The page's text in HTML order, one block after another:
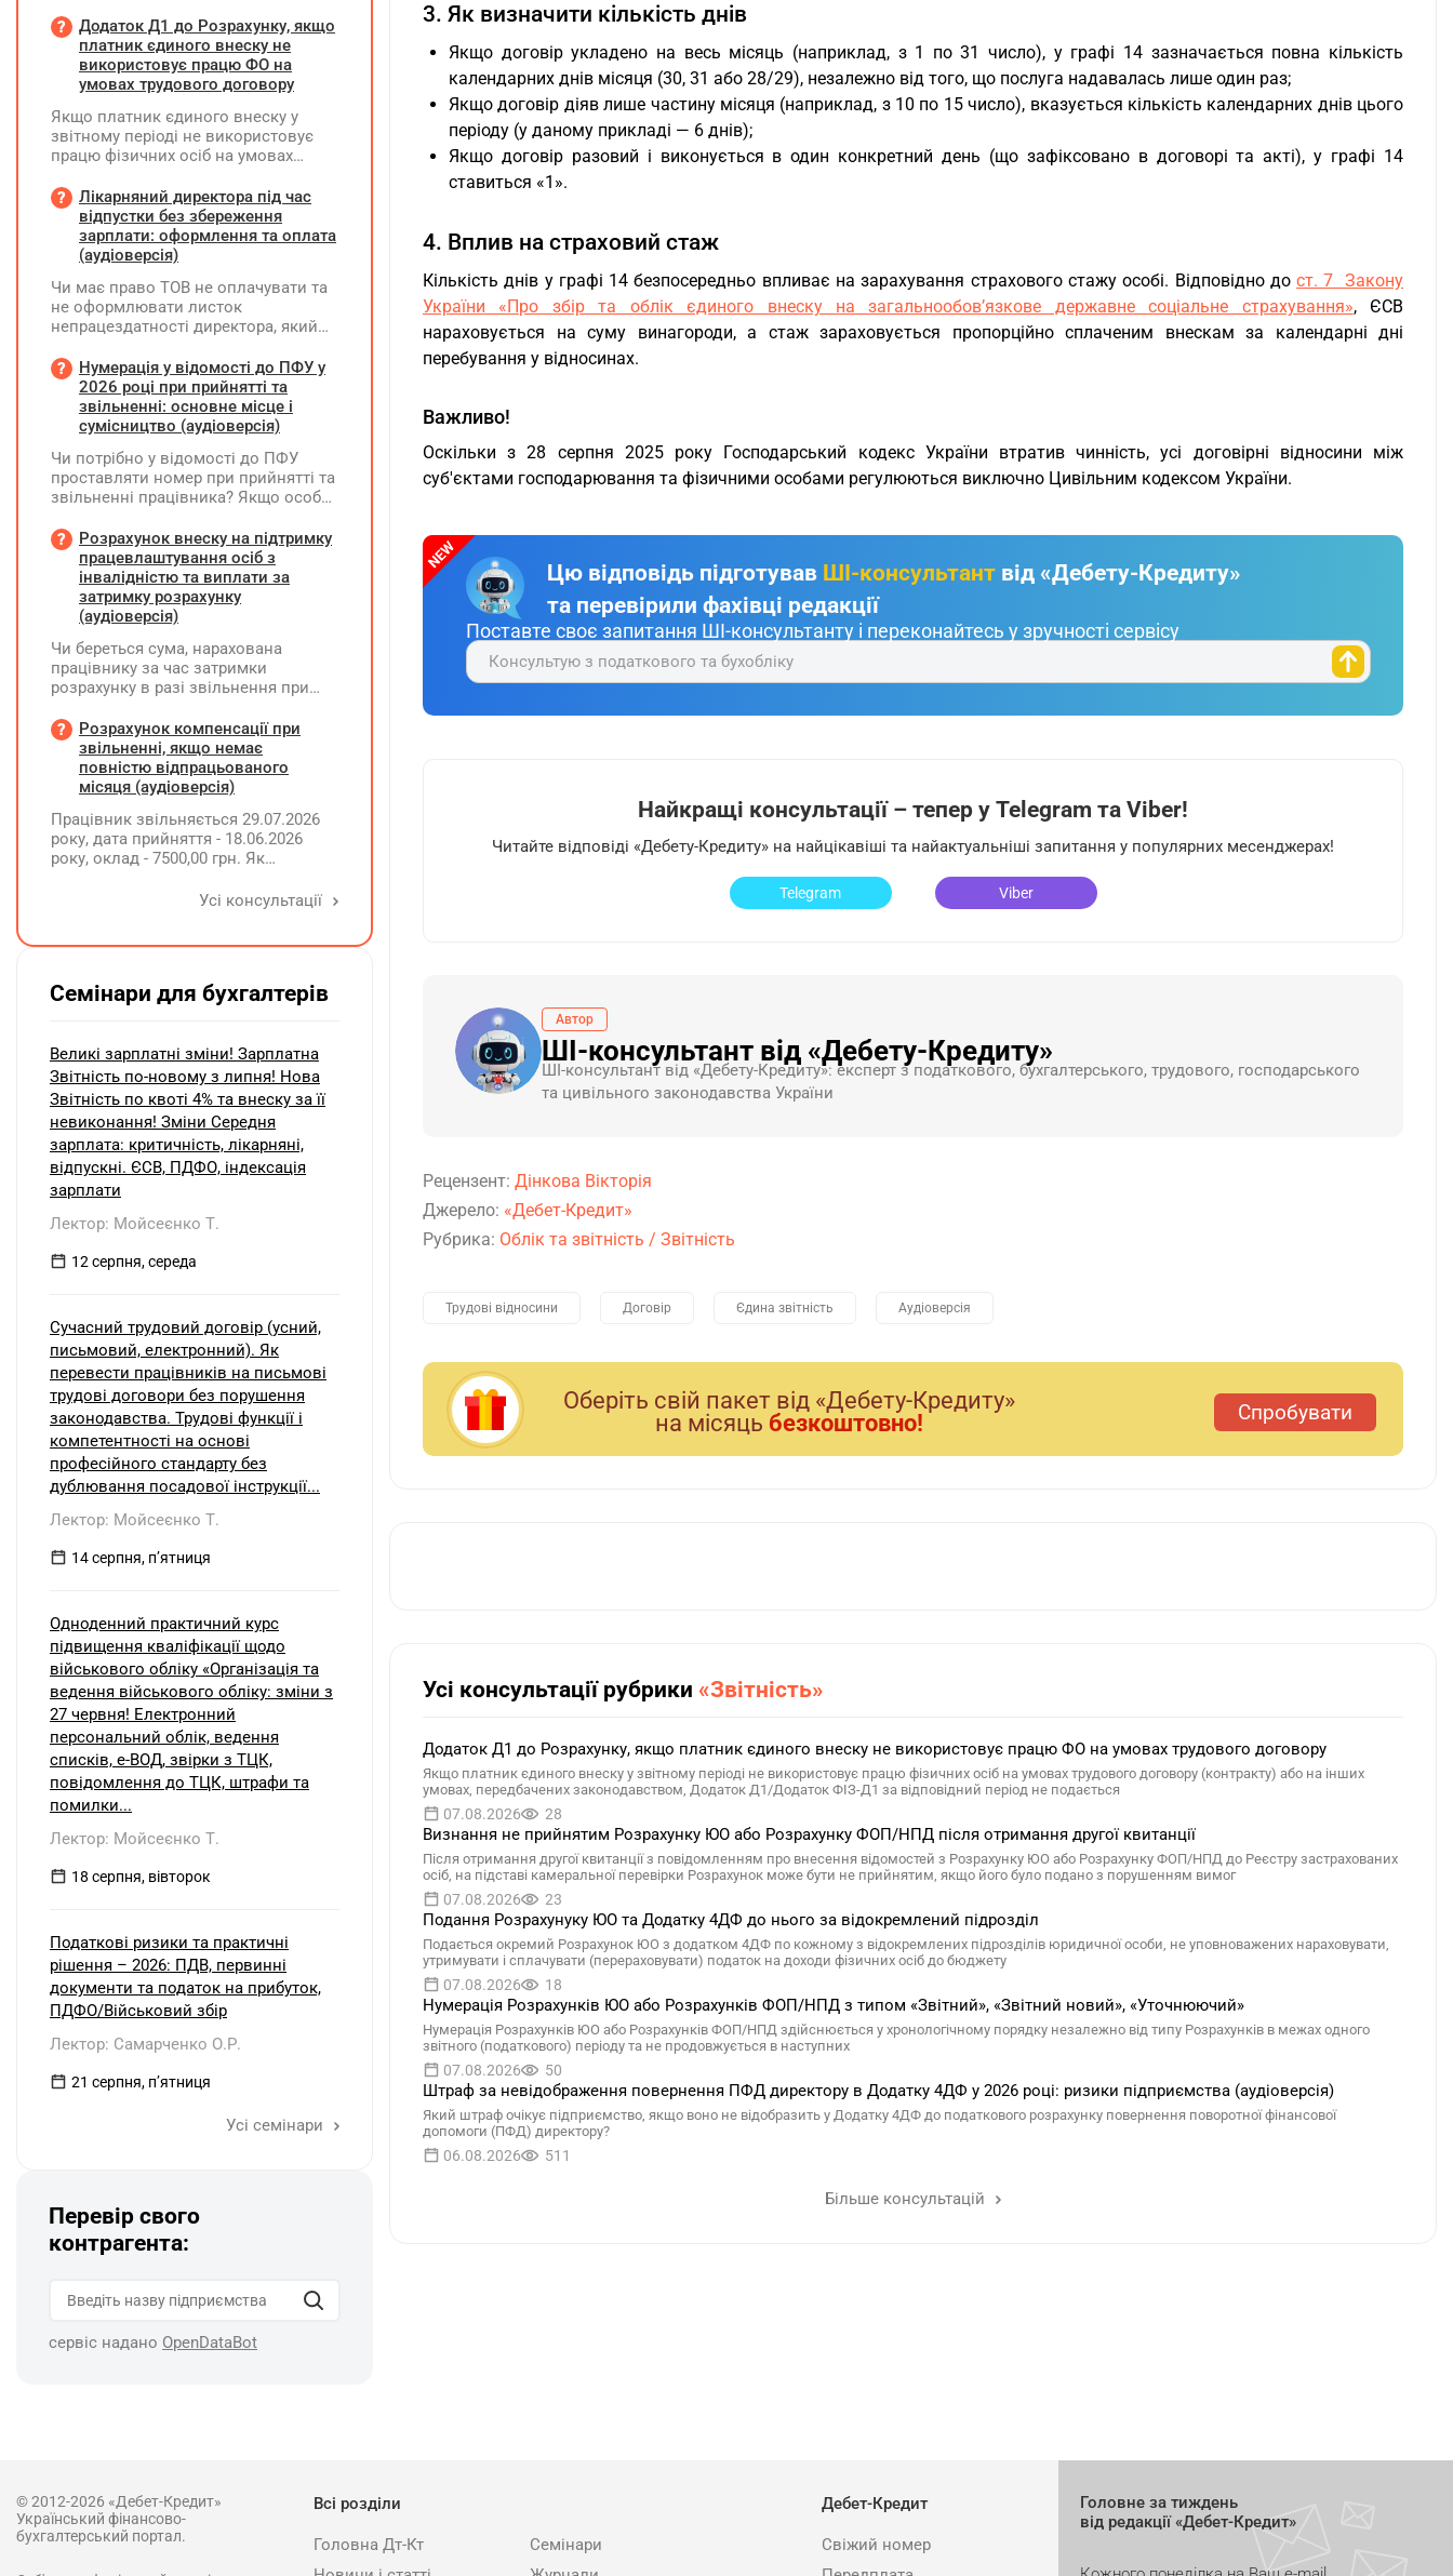
3. Як визначити кількість днів
Якщо договір укладено на весь місяць (наприклад, з 1 по 31 число), у графі 14 зазначається повна кількість
календарних днів місяця (30, 31 або 28/29), незалежно від того, що послуга надавалась лише один раз;
Якщо договір діяв лише частину місяця (наприклад, з 10 по 15 число), вказується кількість календарних днів цього
періоду (у даному прикладі — 6 днів);
Якщо договір разовий і виконується в один конкретний день (що зафіксовано в договорі та акті), у графі 14
ставиться «1».
4. Вплив на страховий стаж
Кількість днів у графі 14 безпосередньо впливає на зарахування страхового стажу особі. Відповідно дост. 7 Закону
України «Про збір та облік єдиного внеску на загальнообов’язкове державне соціальне страхування», ЄСВ
нараховується на суму винагороди, а стаж зараховується пропорційно сплаченим внескам за календарні дні
перебування у відносинах.
Важливо!
Оскільки з 28 серпня 2025 року Господарський кодекс України втратив чинність, усі договірні відносини між
суб'єктами господарювання та фізичними особами регулюються виключно Цивільним кодексом України.
Цю відповідь підготував ШІ-консультант від «Дебету-Кредиту»
та перевірили фахівці редакції
Поставте своє запитання ШІ-консультанту і переконайтесь у зручності сервісу
Консультую з податкового та бухобліку
Найкращі консультації – тепер у Telegram та Viber!
Читайте відповіді «Дебету-Кредиту» на найцікавіші та найактуальніші запитання у популярних месенджерах!
Telegram Viber
Автор
ШІ-консультант від «Дебету-Кредиту»
ШI-консультант від «Дебету-Кредиту»: експерт з податкового, бухгалтерського, трудового, господарського
та цивільного законодавства України
Рецензент: Дінкова Вікторія
Джерело: «Дебет-Кредит»
Рубрика: Облік та звітність / Звітність
Трудові відносини Договір Єдина звітність Аудіоверсія
Оберiть свiй пакет вiд «Дебету-Кредиту»
на мiсяць безкоштовно! Спробувати
Усі консультації рубрики «Звітність»
Додаток Д1 до Розрахунку, якщо платник єдиного внеску не використовує працю ФО на умовах трудового договору
Якщо платник єдиного внеску у звітному періоді не використовує працю фізичних осіб на умовах трудового договору (контракту) або на інших
умовах, передбачених законодавством, Додаток Д1/Додаток ФІЗ-Д1 за відповідний період не подається
07.08.2026 28
Визнання не прийнятим Розрахунку ЮО або Розрахунку ФОП/НПД після отримання другої квитанції
Після отримання другої квитанції з повідомленням про внесення відомостей з Розрахунку ЮО або Розрахунку ФОП/НПД до Реєстру застрахованих
осіб, на підставі камеральної перевірки Розрахунок може бути не прийнятим, якщо його було подано з порушенням вимог
07.08.2026 23
Подання Розрахунуку ЮО та Додатку 4ДФ до нього за відокремлений підрозділ
Подається окремий Розрахунок ЮО з додатком 4ДФ по кожному з відокремлених підрозділів юридичної особи, не уповноважених нараховувати,
утримувати і сплачувати (перераховувати) податок на доходи фізичних осіб до бюджету
07.08.2026 18
Нумерація Розрахунків ЮО або Розрахунків ФОП/НПД з типом «Звітний», «Звітний новий», «Уточнюючий»
Нумерація Розрахунків ЮО або Розрахунків ФОП/НПД здійснюється у хронологічному порядку незалежно від типу Розрахунків в межах одного
звітного (податкового) періоду та не продовжується в наступних
07.08.2026 50
Штраф за невідображення повернення ПФД директору в Додатку 4ДФ у 2026 році: ризики підприємства (аудіоверсія)
Який штраф очікує підприємство, якщо воно не відобразить у Додатку 4ДФ до податкового розрахунку повернення поворотної фінансової
допомоги (ПФД) директору?
06.08.2026 511
Більше консультацій
Додаток Д1 до Розрахунку, якщо
платник єдиного внеску не
використовує працю ФО на
умовах трудового договору
Якщо платник єдиного внеску у
звітному періоді не використовує
працю фізичних осіб на умовах
на інших умовах, передбачених
законодавством, Додаток Д1/
Додаток ФІЗ-Д1 за відповідний
період не подається
Лікарняний директора під час
відпустки без збереження
зарплати: оформлення та оплата
(аудіоверсія)
Чи має право ТОВ не оплачувати та
не оформлювати листок
непрацездатності директора, який
збереження заробітної плати під час
призупинення діяльності
підприємства?
Нумерація у відомості до ПФУ у
2026 році при прийнятті та
звільненні: основне місце і
сумісництво (аудіоверсія)
Чи потрібно у відомості до ПФУ
проставляти номер при прийнятті та
звільненні працівника? Якщо особа
місцем роботи та за сумісництвом,
чи рахується це як два роботодавці?
Розрахунок внеску на підтримку
працевлаштування осіб з
інвалідністю та виплати за
затримку розрахунку
(аудіоверсія)
Чи береться сума, нарахована
працівнику за час затримки
розрахунку в разі звільнення при
заробітної плати (винагороди), для
розрахунку внеску на підтримку
працевлаштування осіб з
інвалідністю?
Розрахунок компенсації при
звільненні, якщо немає
повністю відпрацьованого
місяця (аудіоверсія)
Працівник звільняється 29.07.2026
року, дата прийняття - 18.06.2026
року, оклад - 7500,00 грн. Як
невикористаних днів відпустки при
Усі консультації
Семінари для бухгалтерів
Великі зарплатні зміни! Зарплатна
Звітність по-новому з липня! Нова
Звітність по квоті 4% та внеску за її
невиконання! Зміни Середня
зарплата: критичність, лікарняні,
відпускні. ЄСВ, ПДФО, індексація
зарплати
Лектор: Мойсеєнко Т.
12 серпня, середа
Сучасний трудовий договір (усний,
письмовий, електронний). Як
перевести працівників на письмові
трудові договори без порушення
законодавства. Трудові функції і
компетентності на основі
професійного стандарту без
дублювання посадової інструкції...
Лектор: Мойсеєнко Т.
14 серпня, пʼятниця
Одноденний практичний курс
підвищення кваліфікації щодо
військового обліку «Організація та
ведення військового обліку: зміни з
27 червня! Електронний
персональний облік, ведення
списків, е-ВОД, звірки з ТЦК,
повідомлення до ТЦК, штрафи та
помилки...
Лектор: Мойсеєнко Т.
18 серпня, вівторок
Податкові ризики та практичні
рішення – 2026: ПДВ, первинні
документи та податок на прибуток,
ПДФО/Військовий збір
Лектор: Самарченко О.Р.
21 серпня, пʼятниця
Усі семінари
Перевір свого
контрагента:
сервіс надано OpenDataBot
© 2012-2026 «Дебет-Кредит»
Український фінансово-
бухгалтерський портал.
Всі розділи
Головна Дт-Кт
Семінари
Дебет-Кредит
Свіжий номер
Головне за тиждень
від редакції «Дебет-Кредит»